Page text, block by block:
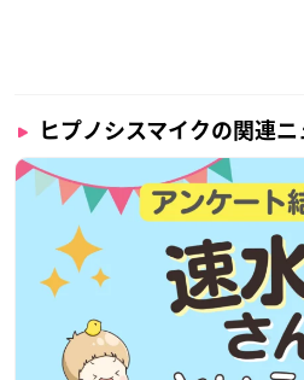
ヒプノシスマイクの関連